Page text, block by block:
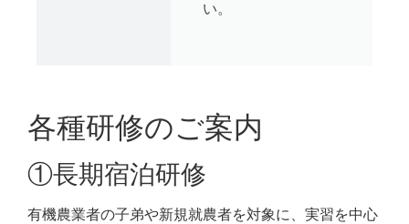
い。
各種研修のご案内
①長期宿泊研修
有機農業者の子弟や新規就農者を対象に、実習を中心